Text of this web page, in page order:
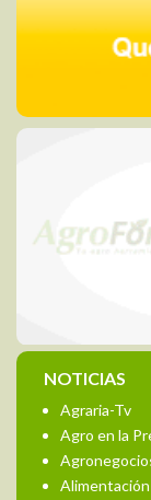
NOTICIAS
Agraria-Tv
Agro en la
Alimentación